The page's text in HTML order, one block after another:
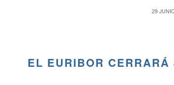
29 /
EL EURIBOR